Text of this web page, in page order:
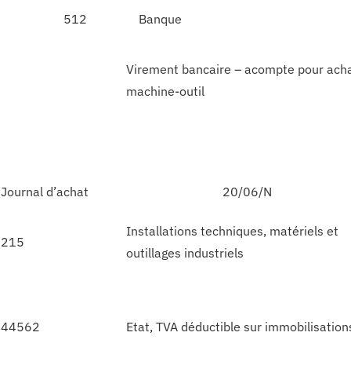
512 Banque
Virement bancaire – acompte pour
machine-outil
Journal d’achat 20/06/N
215
Installations techniques, matériels et
outillages industriels
44562 Etat, TVA déductible sur